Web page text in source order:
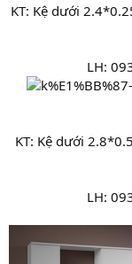
KT: Kệ dưới
LH:
KT: Kệ dưới
LH: